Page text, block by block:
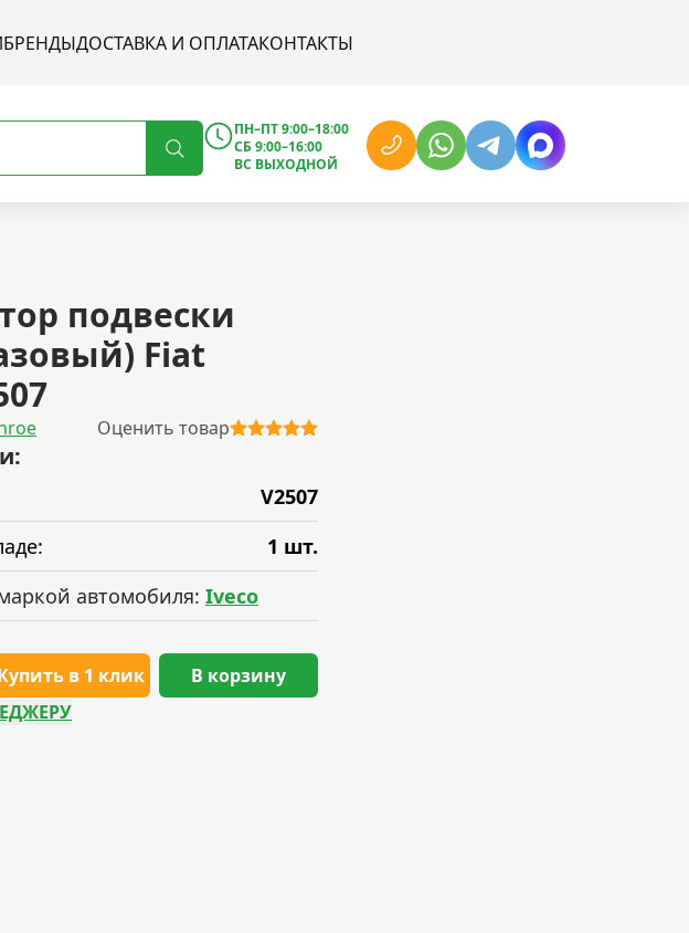
БРЕНДЫДОСТАВКА И ОПЛАТАКОНТАКТЫ
ПН–ПТ 9:00–18:00
СБ 9:00–16:00
ВС ВЫХОДНОЙ
подвески
Fiat
Оценить товар
V2507
1 шт.
автомобиля: Iveco
в 1 клик
В корзину